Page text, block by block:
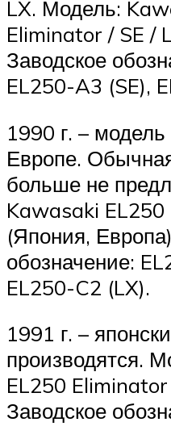
LX. Модель:
Eliminator / SE /
Заводское
EL250-A3 (SE),
1990 г. –
Европе.
больше не
Kawasaki
(Япония,
обозначение:
EL250-C2 (LX).
1991 г. –
производятся.
EL250
Заводское